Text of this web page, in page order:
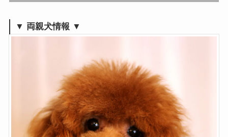
▼ 両親犬情報 ▼